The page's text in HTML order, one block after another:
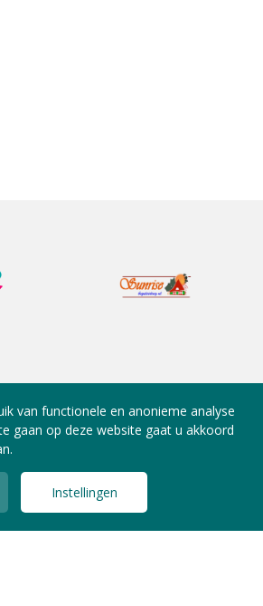
van functionele en anonieme analyse
gaan op deze website gaat u akkoord
Instellingen